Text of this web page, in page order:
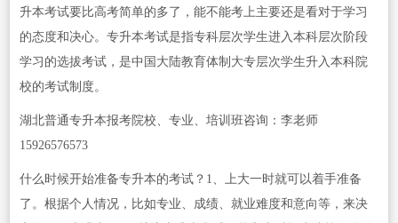
升本考试要比高考简单的多了，能不能考上主要还是看对于学习
的态度和决心。专升本考试是指专科层次学生进入本科层次阶段
学习的选拔考试，是中国大陆教育体制大专层次学生升入本科院
校的考试制度。
湖北普通专升本报考院校、专业、培训班咨询：李老师
15926576573
什么时候开始准备专升本的考试？1、上大一时就可以着手准备
了。根据个人情况，比如专业、成绩、就业难度和意向等，来决